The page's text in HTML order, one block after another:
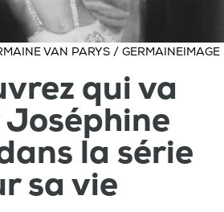
VAN PARYS / GERMAINEIMAGE
qui va
la série
sa vie